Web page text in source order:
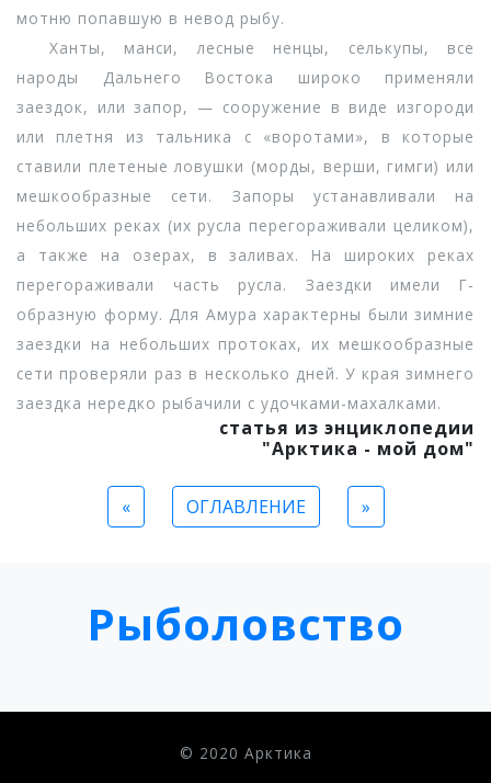
мотню попавшую в невод рыбу.
Ханты, манси, лесные ненцы, селькупы, все
народы Дальнего Востока широко применяли
заездок, или запор, — сооружение в виде изгороди
или плетня из тальника с «воротами», в которые
ставили плетеные ловушки (морды, верши, гимги) или
мешкообразные сети. Запоры устанавливали на
небольших реках (их русла перегораживали целиком),
а также на озерах, в заливах. На широких реках
перегораживали часть русла. Заездки имели Г-
образную форму. Для Амура характерны были зимние
заездки на небольших протоках, их мешкообразные
сети проверяли раз в несколько дней. У края зимнего
заездка нередко рыбачили с удочками-махалками.
статья из энциклопедии
"Арктика - мой дом"
« ОГЛАВЛЕНИЕ »
Рыболовство
© 2020 Арктика